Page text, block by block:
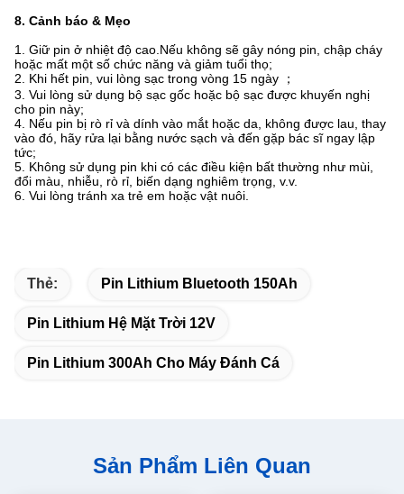
8. Cảnh báo & Mẹo
1. Giữ pin ở nhiệt độ cao.Nếu không sẽ gây nóng pin, chập cháy
hoặc mất một số chức năng và giảm tuổi thọ;
2. Khi hết pin, vui lòng sạc trong vòng 15 ngày ；
3. Vui lòng sử dụng bộ sạc gốc hoặc bộ sạc được khuyến nghị
cho pin này;
4. Nếu pin bị rò rỉ và dính vào mắt hoặc da, không được lau, thay
vào đó, hãy rửa lại bằng nước sạch và đến gặp bác sĩ ngay lập
tức;
5. Không sử dụng pin khi có các điều kiện bất thường như mùi,
đổi màu, nhiễu, rò rỉ, biến dạng nghiêm trọng, v.v.
6. Vui lòng tránh xa trẻ em hoặc vật nuôi.
Thẻ: Pin Lithium Bluetooth 150Ah
Pin Lithium Hệ Mặt Trời 12V
Pin Lithium 300Ah Cho Máy Đánh Cá
Sản Phẩm Liên Quan